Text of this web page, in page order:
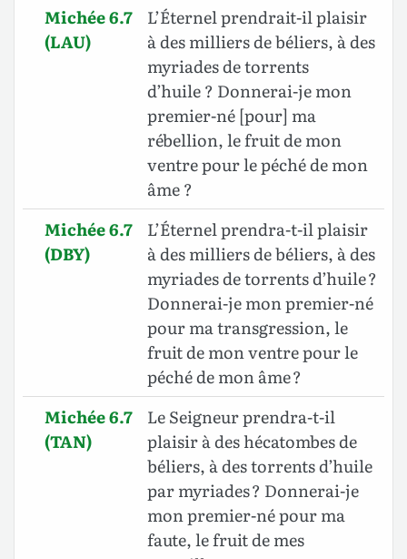
Michée 6.7
(LAU)
L’Éternel prendrait-il plaisir
à des milliers de béliers, à des
myriades de torrents
d’huile ? Donnerai-je mon
premier-né [pour] ma
rébellion, le fruit de mon
ventre pour le péché de mon
âme ?
Michée 6.7
(DBY)
L’Éternel prendra-t-il plaisir
à des milliers de béliers, à des
myriades de torrents d’huile ?
Donnerai-je mon premier-né
pour ma transgression, le
fruit de mon ventre pour le
péché de mon âme ?
Michée 6.7
(TAN)
Le Seigneur prendra-t-il
plaisir à des hécatombes de
béliers, à des torrents d’huile
par myriades ? Donnerai-je
mon premier-né pour ma
faute, le fruit de mes